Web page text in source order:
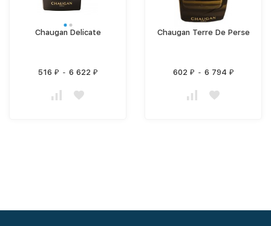
Chaugan Delicate
516 ₽ - 6 622 ₽
Chaugan Terre De Perse
602 ₽ - 6 794 ₽